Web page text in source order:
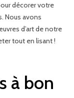
décorer votre
Nous avons
d’art de notre
tout en lisant !
à bon